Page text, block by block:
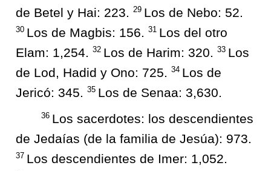
de Betel y Hai: 223. 29 Los de Nebo: 52.
30 Los de Magbis: 156. 31 Los del otro
Elam: 1,254. 32 Los de Harim: 320. 33 Los
de Lod, Hadid y Ono: 725. 34 Los de
Jericó: 345. 35 Los de Senaa: 3,630.
36 Los sacerdotes: los descendientes
de Jedaías (de la familia de Jesúa): 973.
37 Los descendientes de Imer: 1,052.